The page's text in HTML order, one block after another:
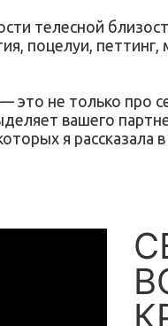
телесной
поцелуи, петтинг,
не только про
вашего
я рассказала